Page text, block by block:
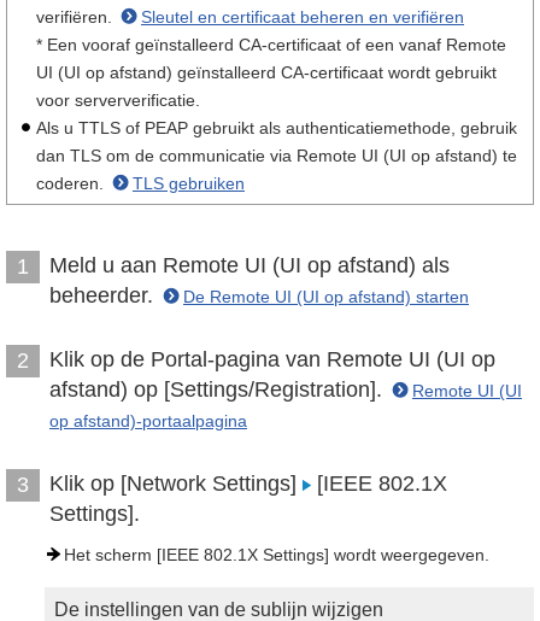
verifiëren.
Sleutel en certificaat beheren en verifiëren
* Een vooraf geïnstalleerd CA-certificaat of een vanaf Remote
UI (UI op afstand) geïnstalleerd CA-certificaat wordt gebruikt
voor serververificatie.
Als u TTLS of PEAP gebruikt als authenticatiemethode, gebruik
dan TLS om de communicatie via Remote UI (UI op afstand) te
coderen.
TLS gebruiken
1
Meld u aan Remote UI (UI op afstand) als
beheerder.
De Remote UI (UI op afstand) starten
2
Klik op de Portal-pagina van Remote UI (UI op
afstand) op [Settings/Registration].
Remote UI (UI
op afstand)-portaalpagina
3 Klik op [Network Settings]
[IEEE 802.1X
Settings].
Het scherm [IEEE 802.1X Settings] wordt weergegeven.
De instellingen van de sublijn wijzigen